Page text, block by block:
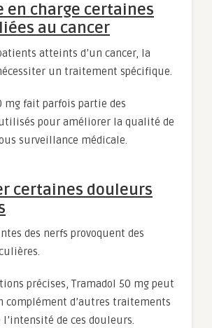
en charge certaines
au cancer
atteints d’un cancer, la
un traitement spécifique.
mg fait parfois partie des
pour améliorer la qualité de
surveillance médicale.
certaines douleurs
des nerfs provoquent des
précises, Tramadol 50 mg peut
complément d’autres traitements
de ces douleurs.